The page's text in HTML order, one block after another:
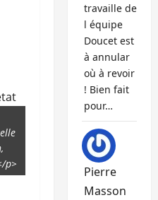
p>
travaille de
l équipe
Doucet est
à annular
où à revoir
! Bien fait
pour…
Pierre
Masson